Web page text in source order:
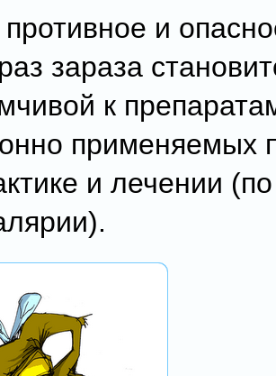
и
зараза
к
применяемых
и лечении